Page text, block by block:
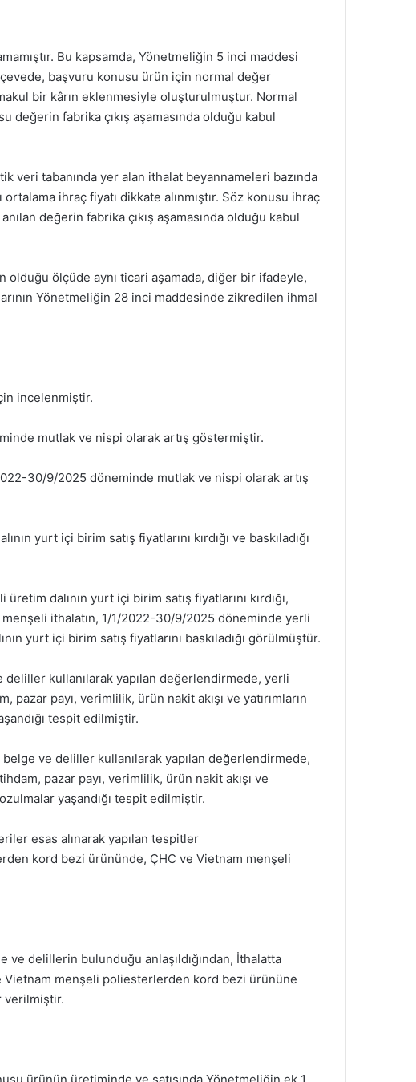
Bu kapsamda, Yönetmeliğin 5 inci maddesi
başvuru konusu ürün için normal değer
bir kârın eklenmesiyle oluşturulmuştur. Normal
değerin fabrika çıkış aşamasında olduğu kabul
veri tabanında yer alan ithalat beyannameleri bazında
ihraç fiyatı dikkate alınmıştır. Söz konusu ihraç
değerin fabrika çıkış aşamasında olduğu kabul
olduğu ölçüde aynı ticari aşamada, diğer bir ifadeyle,
Yönetmeliğin 28 inci maddesinde zikredilen ihmal
incelenmiştir.
mutlak ve nispi olarak artış göstermiştir.
30/9/2025 döneminde mutlak ve nispi olarak artış
yurt içi birim satış fiyatlarını kırdığı ve baskıladığı
dalının yurt içi birim satış fiyatlarını kırdığı,
menşeli ithalatın, 1/1/2022-30/9/2025 döneminde yerli
yurt içi birim satış fiyatlarını baskıladığı görülmüştür.
kullanılarak yapılan değerlendirmede, yerli
pazar payı, verimlilik, ürün nakit akışı ve yatırımların
tespit edilmiştir.
ve deliller kullanılarak yapılan değerlendirmede,
pazar payı, verimlilik, ürün nakit akışı ve
yaşandığı tespit edilmiştir.
esas alınarak yapılan tespitler
kord bezi ürününde, ÇHC ve Vietnam menşeli
ve delillerin bulunduğu anlaşıldığından, İthalatta
Vietnam menşeli poliesterlerden kord bezi ürününe
verilmiştir.
ürünün üretiminde ve satışında Yönetmeliğin ek 1